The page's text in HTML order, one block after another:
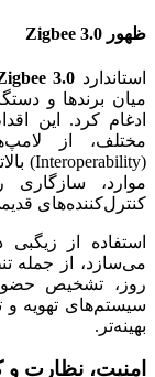
ظهور Zigbee 3.0
استاندارد 3.0
میان برندها و
ادغام کرد. این
مختلف، از
کنترل‌کننده‌های
استفاده از
می‌سازد، از جمله
روز، تشخیص
سیستم‌های تهویه و
بهینه‌تر.
امنیت، نظارت